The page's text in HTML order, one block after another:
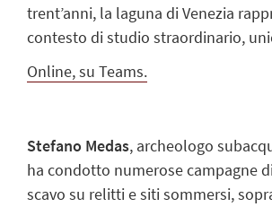
trent’anni, la laguna di Venezia
contesto di studio straordinario,
Online, su Teams.
Stefano Medas, archeologo
ha condotto numerose campagne
scavo su relitti e siti sommersi,